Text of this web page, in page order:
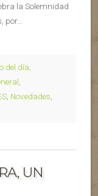
la Solemnidad
por…
del día
Novedades
UN